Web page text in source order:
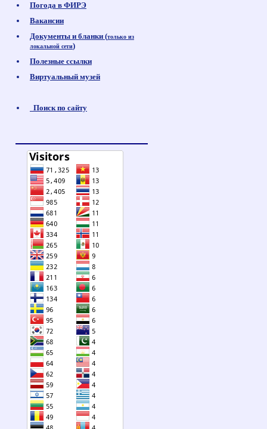
Погода в ФИРЭ
Вакансии
Документы и бланки (только из
локальной сети)
Полезные ссылки
Виртуальный музей
Поиск по сайту